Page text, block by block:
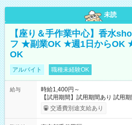
未読
【座り＆手作業中心】香水
フ ★副業OK ★週1日からOK
OK
アルバイト 職種未経験OK
給与
時給1,400円～
【試用期間】試用期間あり 試用
給与は本採用時と同じです。
交通費別途支給あり